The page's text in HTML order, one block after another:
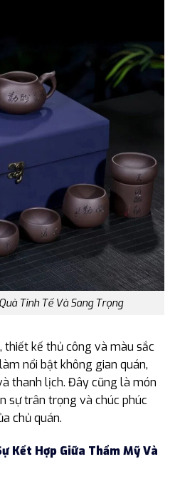
Tinh Tế Và Sang Trọng
thiết kế thủ công và màu sắc
nổi bật không gian quán,
thanh lịch. Đây cũng là món
sự trân trọng và chúc phúc
chủ quán.
Kết Hợp Giữa Thẩm Mỹ Và